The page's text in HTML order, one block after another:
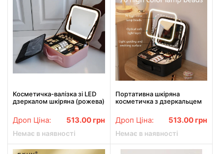
Косметичка-валізка зі LED
дзеркалом шкіряна (рожева)
Дроп Ціна: 513.00 грн
Немає в наявності
Портативна шкіряна
косметичка з дзеркальцем
Дроп Ціна: 513.00 грн
Немає в наявності